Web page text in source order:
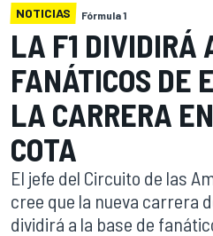
NOTICIAS Fórmula 1
LA F1 DIVIDIRÁ
FANÁTICOS DE
LA CARRERA
COTA
El jefe del Circuito de las
cree que la nueva carrera
dividirá a la base de